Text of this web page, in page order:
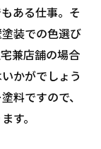
ある仕事。そ
装での色選び
兼店舗の場合
かがでしょう
料ですので、
す。